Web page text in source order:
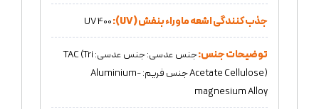
جذب کنندگی اشعه ماوراء بنفش (UV): UV 400
توضیحات جنس:
جنس عدسی: جنس عدسی: TAC (Tri
Acetate Cellulose) جنس فریم: Aluminium-
magnesium Alloy